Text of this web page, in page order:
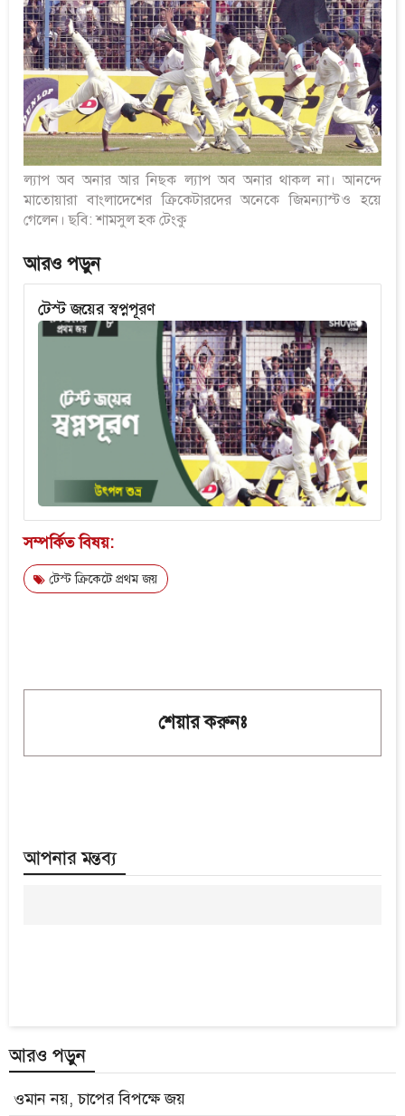
ল্যাপ অব অনার আর নিছক ল্যাপ অব অনার থাকল না। আনন্দে
মাতোয়ারা বাংলাদেশের ক্রিকেটারদের অনেকে জিমন্যাস্টও হয়ে
গেলেন। ছবি: শামসুল হক টেংকু
আরও পড়ুন
টেস্ট জয়ের স্বপ্নপূরণ
সম্পর্কিত বিষয়:
টেস্ট ক্রিকেটে প্রথম জয়
শেয়ার করুনঃ
আপনার মন্তব্য
আরও পড়ুন
ওমান নয়, চাপের বিপক্ষে জয়